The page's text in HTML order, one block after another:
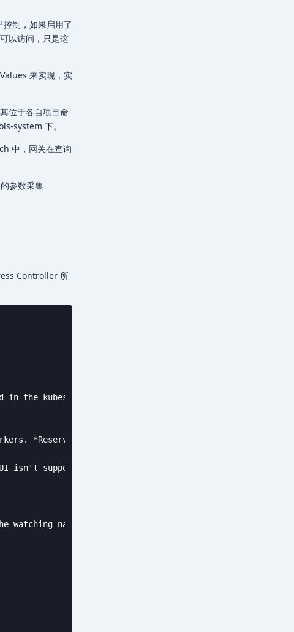
制，如果启用了
以访问，只是这
来实现，实
位于各自项目命
system 下。
中，网关在查询
参数采集
Controller 所
the kubesphere-controls-system namespace by default.
*Reserved field. Changing on UI isn't supported yet.
isn't supported yet.
watching namespace.